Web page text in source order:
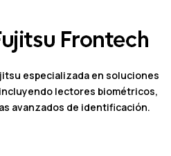
especializada en soluciones
lectores biométricos,
avanzados de identificación.